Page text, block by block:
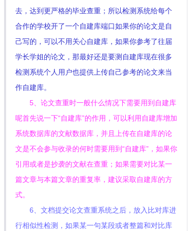
去，达到更严格的毕业查重；所以检测系统给每个
合作的学校开了一个自建库端口如果你的论文是自
己写的，可以不用关心自建库，如果你参考了往届
学长学姐的论文，那最好还是要测自建库现在很多
检测系统个人用户也提供上传自己参考的论文来当
作自建库。
5、论文查重时一般什么情况下需要用到自建库
呢首先说一下“自建库”的作用，可以利用自建库增加
系统数据库的文献数据库，并且上传在自建库的论
文是不会参与收录的何时需要用到“自建库”，如果你
引用或者是抄袭的文献在查重；如果需要对比某一
篇文章与本篇文章的重复率，建议采取自建库的方
式。
6、文档提交论文查重系统之后，放入比对库进
行相似性检测，如果某一句某段或者整篇和对比库